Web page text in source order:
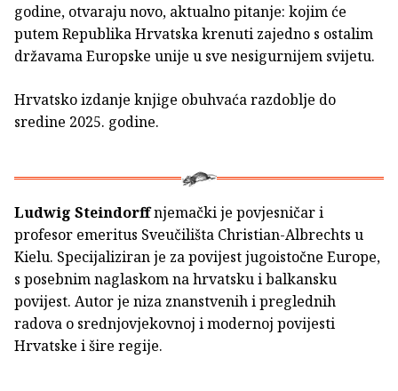
godine, otvaraju novo, aktualno pitanje: kojim će
putem Republika Hrvatska krenuti zajedno s ostalim
državama Europske unije u sve nesigurnijem svijetu.
Hrvatsko izdanje knjige obuhvaća razdoblje do
sredine 2025. godine.
Ludwig Steindorffnjemački je povjesničar i
profesor emeritus Sveučilišta Christian-Albrechts u
Kielu. Specijaliziran je za povijest jugoistočne Europe,
s posebnim naglaskom na hrvatsku i balkansku
povijest. Autor je niza znanstvenih i preglednih
radova o srednjovjekovnoj i modernoj povijesti
Hrvatske i šire regije.